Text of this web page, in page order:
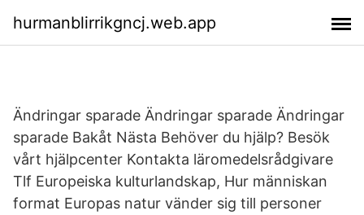
hurmanblirrikgncj.web.app
Ändringar sparade Ändringar sparade Ändringar
sparade Bakåt Nästa Behöver du hjälp? Besök
vårt hjälpcenter Kontakta läromedelsrådgivare
Tlf Europeiska kulturlandskap, Hur människan
format Europas natur vänder sig till personer